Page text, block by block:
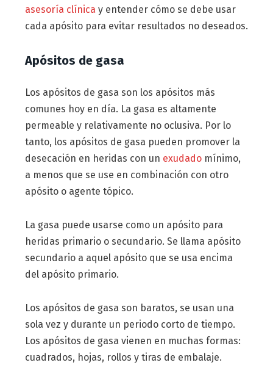
asesoría clínica y entender cómo se debe usar
cada apósito para evitar resultados no deseados.
Apósitos de gasa
Los apósitos de gasa son los apósitos más
comunes hoy en día. La gasa es altamente
permeable y relativamente no oclusiva. Por lo
tanto, los apósitos de gasa pueden promover la
desecación en heridas con un exudadomínimo,
a menos que se use en combinación con otro
apósito o agente tópico.
La gasa puede usarse como un apósito para
heridas primario o secundario. Se llama apósito
secundario a aquel apósito que se usa encima
del apósito primario.
Los apósitos de gasa son baratos, se usan una
sola vez y durante un periodo corto de tiempo.
Los apósitos de gasa vienen en muchas formas:
cuadrados, hojas, rollos y tiras de embalaje.